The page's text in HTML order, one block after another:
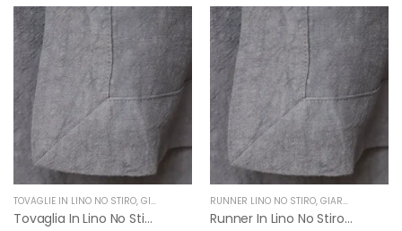
TOVAGLIE IN LINO NO STIRO, GIARDINO SEGRETO
Tovaglia In Lino No Stiro Giardino Segreto
RUNNER LINO NO STIRO, GIARDINO SEGRETO
Runner In Lino No Stiro Di Giardino Segreto